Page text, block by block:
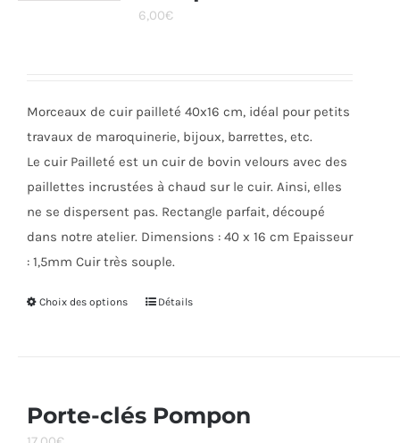
choisies
sur
page
produit
6,00€
Morceaux de cuir pailleté 40x16 cm, idéal pour petits
travaux de maroquinerie, bijoux, barrettes, etc.
Le cuir Pailleté est un cuir de bovin velours avec des
paillettes incrustées à chaud sur le cuir. Ainsi, elles
ne se dispersent pas. Rectangle parfait, découpé
dans notre atelier. Dimensions : 40 x 16 cm Epaisseur
: 1,5mm Cuir très souple.
Choix des options
Ce
variations.
Les
Détails
Porte-clés Pompon